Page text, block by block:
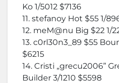
Ko 1/5012 $7136
11. stefanoy Hot $55 1/
12. meM@nu Big $22 1/
13. c0rl30n3_89 $55
$6215
14. Cristi „grecu2006”
Builder 3/1210 $5598